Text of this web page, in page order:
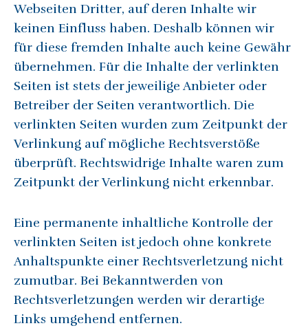
Webseiten Dritter, auf deren Inhalte wir
keinen Einfluss haben. Deshalb können wir
für diese fremden Inhalte auch keine Gewähr
übernehmen. Für die Inhalte der verlinkten
Seiten ist stets der jeweilige Anbieter oder
Betreiber der Seiten verantwortlich. Die
verlinkten Seiten wurden zum Zeitpunkt der
Verlinkung auf mögliche Rechtsverstöße
überprüft. Rechtswidrige Inhalte waren zum
Zeitpunkt der Verlinkung nicht erkennbar.
Eine permanente inhaltliche Kontrolle der
verlinkten Seiten ist jedoch ohne konkrete
Anhaltspunkte einer Rechtsverletzung nicht
zumutbar. Bei Bekanntwerden von
Rechtsverletzungen werden wir derartige
Links umgehend entfernen.